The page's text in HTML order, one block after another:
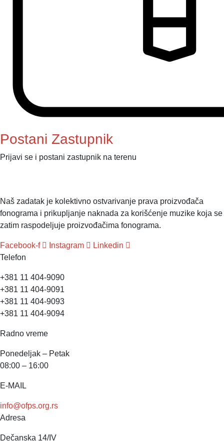
Postani Zastupnik
Prijavi se i postani zastupnik na terenu
Naš zadatak je kolektivno ostvarivanje prava proizvođača
fonograma i prikupljanje naknada za korišćenje muzike koja se
zatim raspodeljuje proizvođačima fonograma.
Facebook-f Instagram
Linkedin
Telefon
+381 11 404-9090
+381 11 404-9091
+381 11 404-9093
+381 11 404-9094
Radno vreme
Ponedeljak – Petak
08:00 – 16:00
E-MAIL
info@ofps.org.rs
Adresa
Dečanska 14/IV